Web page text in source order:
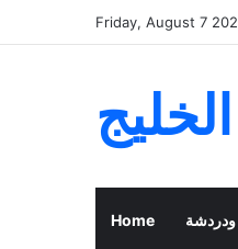
Friday, August 7
Home ودردشة